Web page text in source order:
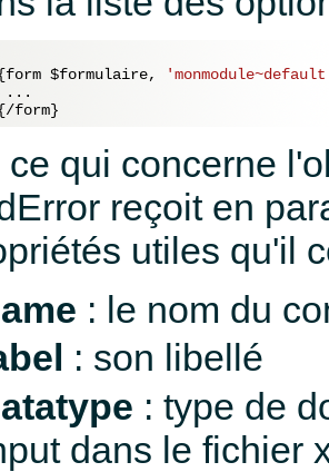
$formulaire,
...
ce qui concerne
reçoit en
utiles qu'il
: le nom du
: son libellé
: type de
dans le fichier